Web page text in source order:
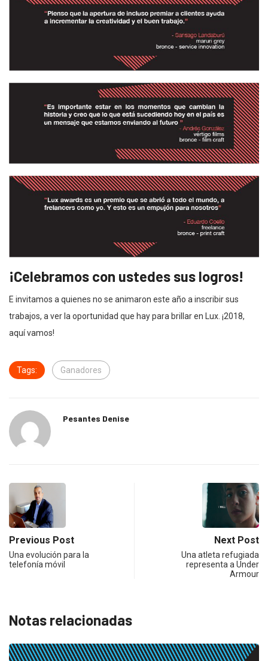
¡Celebramos con ustedes sus logros!
E invitamos a quienes no se animaron este año a inscribir sus
trabajos, a ver la oportunidad que hay para brillar en Lux. ¡2018,
aquí vamos!
Tags: Ganadores
Pesantes Denise
Previous Post
Una evolución para la
telefonía móvil
Next Post
Una atleta refugiada
representa a Under
Armour
Notas relacionadas